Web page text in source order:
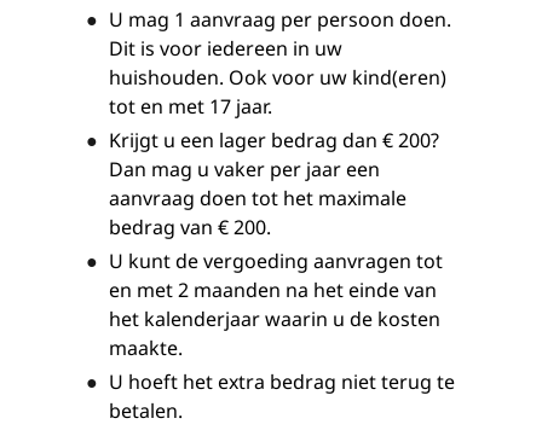
U mag 1 aanvraag per persoon doen.
Dit is voor iedereen in uw
huishouden. Ook voor uw kind(eren)
tot en met 17 jaar.
Krijgt u een lager bedrag dan € 200?
Dan mag u vaker per jaar een
aanvraag doen tot het maximale
bedrag van € 200.
U kunt de vergoeding aanvragen tot
en met 2 maanden na het einde van
het kalenderjaar waarin u de kosten
maakte.
U hoeft het extra bedrag niet terug te
betalen.